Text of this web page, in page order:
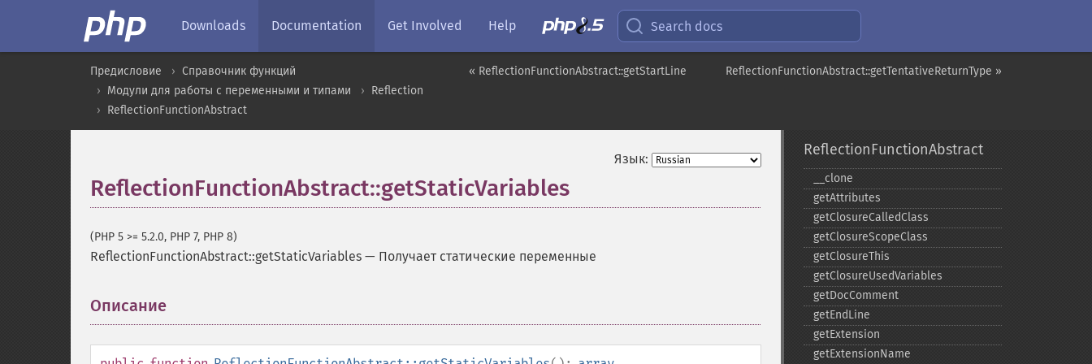
Downloads Documentation Get Involved Help Search docs
ReflectionFunctionAbstract::getTentativeReturnType »
« ReflectionFunctionAbstract::getStartLine
Предисловие
Справочник функций
Модули для работы с переменными и типами
Reflection
ReflectionFunctionAbstract
Язык:
ReflectionFunctionAbstract::getStaticVariables
(PHP 5 >= 5.2.0, PHP 7, PHP 8)
ReflectionFunctionAbstract::getStaticVariables — Получает статические переменные
Описание
ReflectionFunctionAbstract
_​_​clone
getAttributes
getClosureCalledClass
getClosureScopeClass
getClosureThis
getClosureUsedVariables
getDocComment
getEndLine
getExtension
getExtensionName